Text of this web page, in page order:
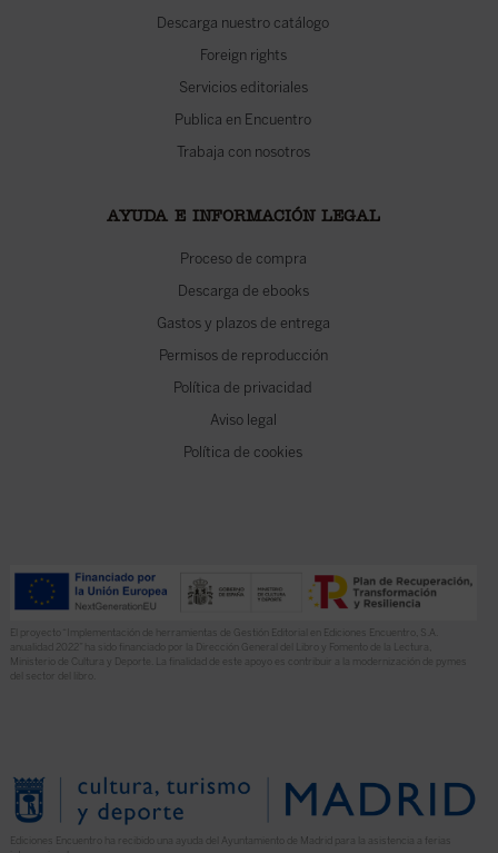
Descarga nuestro catálogo
Foreign rights
Servicios editoriales
Publica en Encuentro
Trabaja con nosotros
AYUDA E INFORMACIÓN LEGAL
Proceso de compra
Descarga de ebooks
Gastos y plazos de entrega
Permisos de reproducción
Política de privacidad
Aviso legal
Política de cookies
El proyecto “Implementación de herramientas de Gestión Editorial en Ediciones Encuentro, S.A.
anualidad 2022” ha sido financiado por la Dirección General del Libro y Fomento de la Lectura,
Ministerio de Cultura y Deporte. La finalidad de este apoyo es contribuir a la modernización de pymes
del sector del libro.
Ediciones Encuentro ha recibido una ayuda del Ayuntamiento de Madrid para la asistencia a ferias